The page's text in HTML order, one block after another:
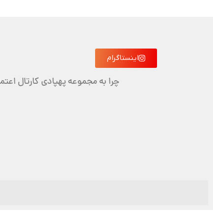
اینستاگرام
چرا به مجموعه پهپادی کارتال